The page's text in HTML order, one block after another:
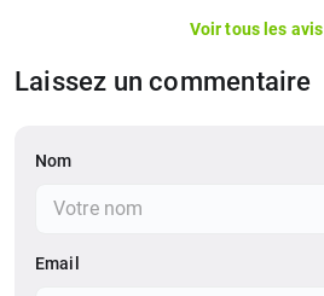
Voir tous les avis
Laissez un commentaire
Nom
Email